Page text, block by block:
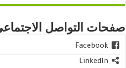
صفحات التواصل
Facebook
LinkedIn